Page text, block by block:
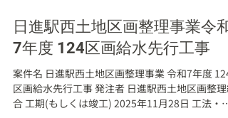
2025年12月19日
日進駅西土地区画整理事業令和
7年度 124区画給水先行工事
案件名 日進駅西土地区画整理事業 令和7年度 124